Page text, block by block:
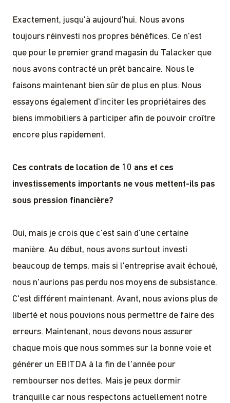
Exactement, jusqu'à aujourd'hui. Nous avons
toujours réinvesti nos propres bénéfices. Ce n'est
que pour le premier grand magasin du Talacker que
nous avons contracté un prêt bancaire. Nous le
faisons maintenant bien sûr de plus en plus. Nous
essayons également d'inciter les propriétaires des
biens immobiliers à participer afin de pouvoir croître
encore plus rapidement.
Ces contrats de location de 10 ans et ces
investissements importants ne vous mettent-ils pas
sous pression financière?
Oui, mais je crois que c'est sain d'une certaine
manière. Au début, nous avons surtout investi
beaucoup de temps, mais si l'entreprise avait échoué,
nous n'aurions pas perdu nos moyens de subsistance.
C'est différent maintenant. Avant, nous avions plus de
liberté et nous pouvions nous permettre de faire des
erreurs. Maintenant, nous devons nous assurer
chaque mois que nous sommes sur la bonne voie et
générer un EBITDA à la fin de l'année pour
rembourser nos dettes. Mais je peux dormir
tranquille car nous respectons actuellement notre